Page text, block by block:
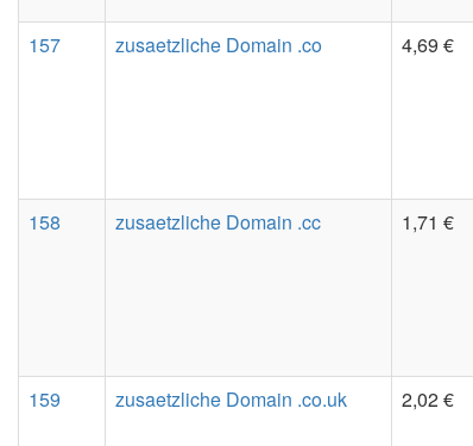
157
zusaetzliche Domain .co 4,69 €
158
zusaetzliche Domain .cc 1,71 €
159
zusaetzliche Domain .co.uk 2,02 €